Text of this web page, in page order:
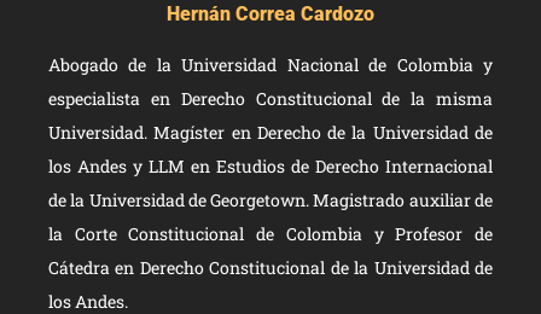
Hernán Correa Cardozo
Abogado de la Universidad Nacional de Colombia y
especialista en Derecho Constitucional de la misma
Universidad. Magíster en Derecho de la Universidad de
los Andes y LLM en Estudios de Derecho Internacional
de la Universidad de Georgetown. Magistrado auxiliar de
la Corte Constitucional de Colombia y Profesor de
Cátedra en Derecho Constitucional de la Universidad de
los Andes.